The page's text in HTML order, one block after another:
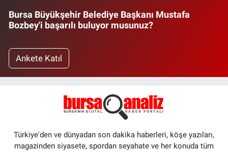
Bursa Büyükşehir Belediye Başkanı Mustafa
Bozbey'i başarılı buluyor musunuz?
Ankete Katıl
Türkiye'den ve dünyadan son dakika haberleri, köşe yazıları,
magazinden siyasete, spordan seyahate ve her konuda tüm